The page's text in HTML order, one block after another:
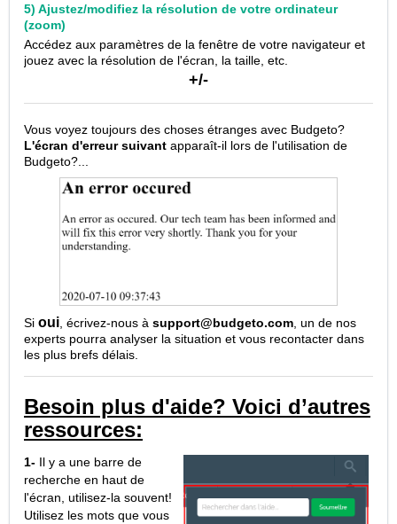
5) Ajustez/modifiez la résolution de votre ordinateur
(zoom)
Accédez aux paramètres de la fenêtre de votre navigateur et
jouez avec la résolution de l'écran, la taille, etc.
+/-
Vous voyez toujours des choses étranges avec Budgeto?
L'écran d'erreur suivant apparaît-il lors de l'utilisation de
Budgeto?...
Si oui , écrivez-nous à support@budgeto.com , un de nos
experts pourra analyser la situation et vous recontacter dans
les plus brefs délais.
Besoin plus d'aide? Voici d’autres
ressources:
1- Il y a une barre de
recherche en haut de
l'écran, utilisez-la souvent!
Utilisez les mots que vous